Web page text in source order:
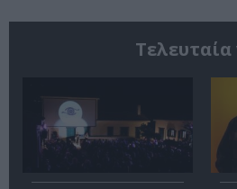
Τελευταία